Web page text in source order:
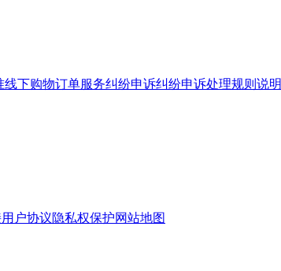
线下购物订单服务纠纷申诉纠纷申诉处理规则说明
用户协议隐私权保护网站地图